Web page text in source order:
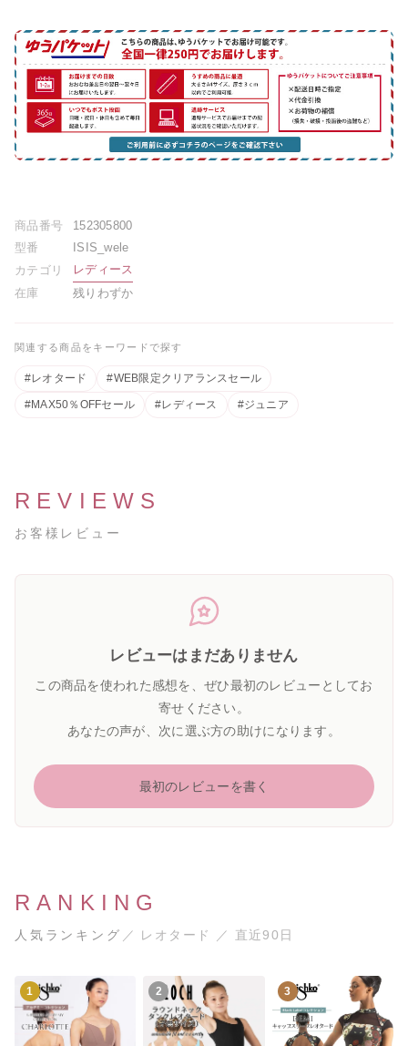
商品番号
152305800
型番
ISIS_wele
カテゴリ
レディース
在庫
残りわずか
関連する商品をキーワードで探す
#レオタード #WEB限定クリアランスセール
#MAX50％OFFセール #レディース #ジュニア
REVIEWS
お客様レビュー
レビューはまだありません
この商品を使われた感想を、ぜひ最初のレビューとしてお
寄せください。
あなたの声が、次に選ぶ方の助けになります。
最初のレビューを書く
RANKING
人気ランキング ／ レオタード ／ 直近90日
1 2 3